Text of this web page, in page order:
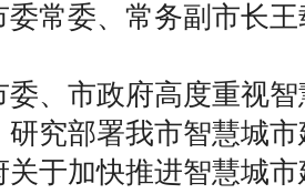
常委、常务副市长
市政府高度重视智
究部署我市智慧城
关于加快推进智慧城